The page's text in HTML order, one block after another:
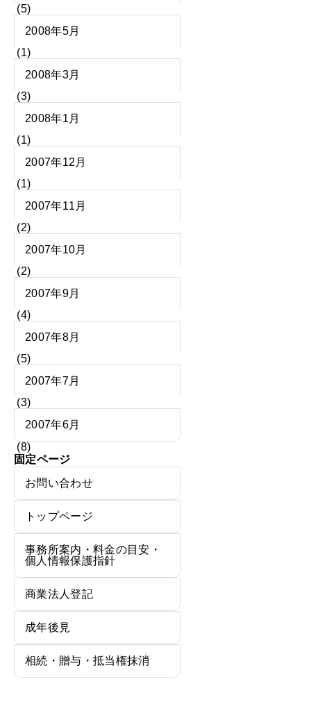
(5)
2008年5月
(1)
2008年3月
(3)
2008年1月
(1)
2007年12月
(1)
2007年11月
(2)
2007年10月
(2)
2007年9月
(4)
2007年8月
(5)
2007年7月
(3)
2007年6月
(8)
固定ページ
お問い合わせ
トップページ
事務所案内・料金の目安・
個人情報保護指針
商業法人登記
成年後見
相続・贈与・抵当権抹消